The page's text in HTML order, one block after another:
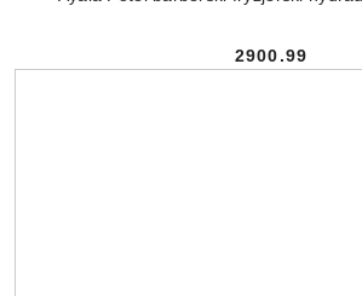
Cena:
2900.99